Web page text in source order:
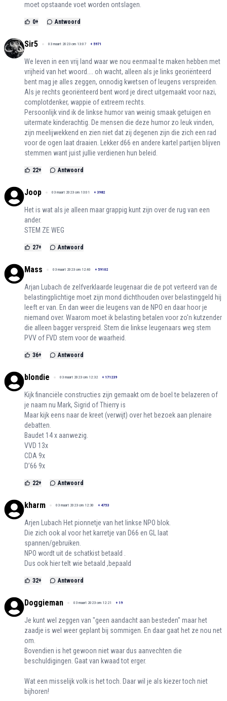
moet opstaande voet worden ontslagen.
0+ Antwoord
Sir5 03 maart 2023 om 13:07 + 5971
We leven in een vrij land waar we nou eenmaal te maken hebben met
vrijheid van het woord.... oh wacht, alleen als je links georiënteerd
bent mag je alles zeggen, onnodig kwetsen of leugens verspreiden.
Als je rechts georiënteerd bent word je direct uitgemaakt voor nazi,
complotdenker, wappie of extreem rechts.
Persoonlijk vind ik de linkse humor van weinig smaak getuigen en
uitermate kinderachtig. De mensen die deze humor zo leuk vinden,
zijn meelijwekkend en zien niet dat zij degenen zijn die zich een rad
voor de ogen laat draaien. Lekker d66 en andere kartel partijen blijven
stemmen want juist jullie verdienen hun beleid.
22+ Antwoord
Joop 03 maart 2023 om 13:01 + 3982
Het is wat als je alleen maar grappig kunt zijn over de rug van een
ander.
STEM ZE WEG
27+ Antwoord
Mass 03 maart 2023 om 12:40 + 59102
Arjan Lubach de zelfverklaarde leugenaar die de pot verteerd van de
belastingplichtige moet zijn mond dichthouden over belastinggeld hij
leeft er van. En dan weer die leugens van de NPO en daar hoor je
niemand over. Waarom moet ik belasting betalen voor zo'n kutzender
die alleen bagger verspreid. Stem die linkse leugenaars weg stem
PVV of FVD stem voor de waarheid.
36+ Antwoord
blondie 03 maart 2023 om 12:32 + 171239
Kijk financiële constructies zijn gemaakt om de boel te belazeren of
je naam nu Mark, Sigrid of Thierry is
Maar kijk eens naar de kreet (verwijt) over het bezoek aan plenaire
debatten.
Baudet 14 x aanwezig.
VVD 13x
CDA 9x
D’66 9x
22+ Antwoord
kharm 03 maart 2023 om 12:30 + 4753
Arjen Lubach Het pionnetje van het linkse NPO blok.
Die zich ook al voor het karretje van D66 en GL laat
spannen/gebruiken.
NPO wordt uit de schatkist betaald .
Dus ook hier telt wie betaald ,bepaald
32+ Antwoord
Doggieman 03 maart 2023 om 12:21 + 19
Je kunt wel zeggen van "geen aandacht aan besteden" maar het
zaadje is wel weer geplant bij sommigen. En daar gaat het ze nou net
om.
Bovendien is het gewoon niet waar dus aanvechten die
beschuldigingen. Gaat van kwaad tot erger.
Wat een misselijk volk is het toch. Daar wil je als kiezer toch niet
bijhoren!